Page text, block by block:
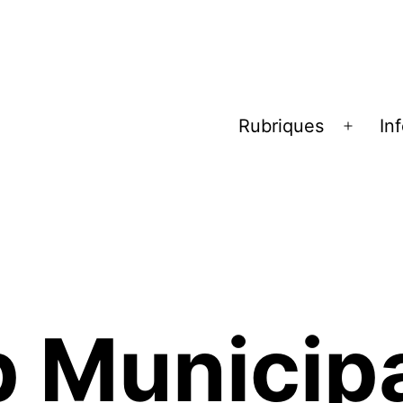
Rubriques
Ouvrir